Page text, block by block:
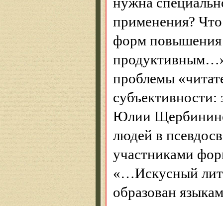
применения?
форм повышения
проблемы
субъективности:
Юлии
людей в
участниками
«…Искусный
образован